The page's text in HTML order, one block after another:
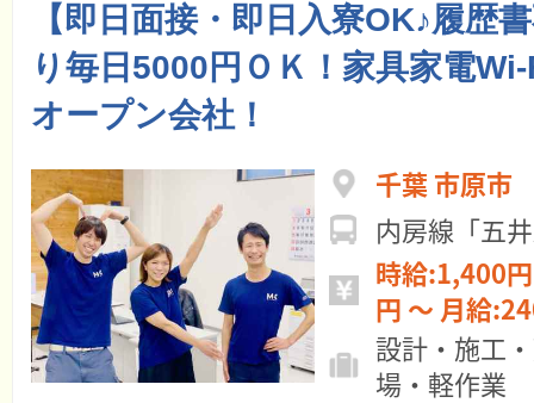
【即日面接・即日入寮OK♪履歴
り毎日5000円ＯＫ！家具家電
オープン会社！
千葉 市原市
内房線「五
時給:1,400円 ～ 日給
円 ～ 月
設計・施工
場・軽作業